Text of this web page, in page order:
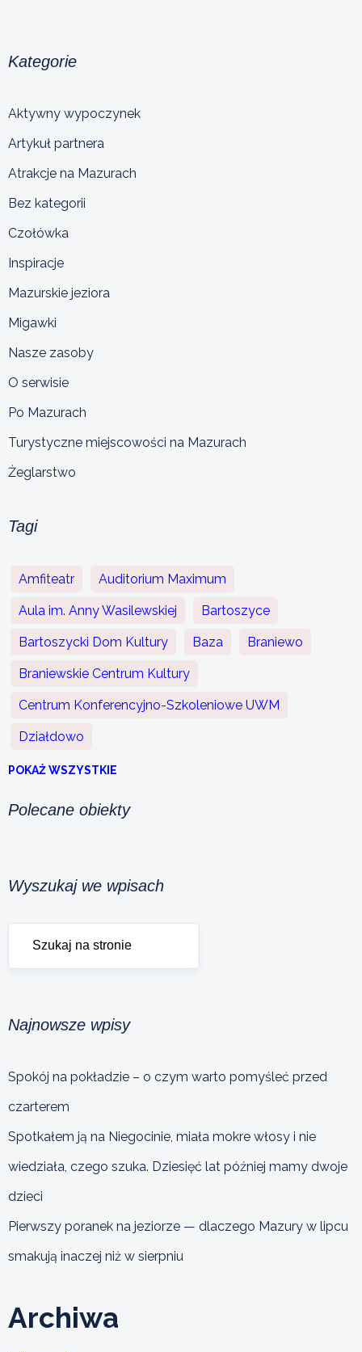
Kategorie
Aktywny wypoczynek
Artykuł partnera
Atrakcje na Mazurach
Bez kategorii
Czołówka
Inspiracje
Mazurskie jeziora
Migawki
Nasze zasoby
O serwisie
Po Mazurach
Turystyczne miejscowości na Mazurach
Żeglarstwo
Tagi
Amfiteatr Auditorium Maximum
Aula im. Anny Wasilewskiej Bartoszyce
Bartoszycki Dom Kultury Baza Braniewo
Braniewskie Centrum Kultury
Centrum Konferencyjno-Szkoleniowe UWM
Działdowo
POKAŻ WSZYSTKIE
Polecane obiekty
Wyszukaj we wpisach
Najnowsze wpisy
Spokój na pokładzie – o czym warto pomyśleć przed
czarterem
Spotkałem ją na Niegocinie, miała mokre włosy i nie
wiedziała, czego szuka. Dziesięć lat później mamy dwoje
dzieci
Pierwszy poranek na jeziorze — dlaczego Mazury w lipcu
smakują inaczej niż w sierpniu
Archiwa